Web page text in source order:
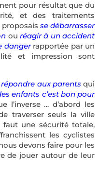
pour résultat que du
et des traitements
proposaisse débarrasser
ouréagir à un accident
dangerrapportée par un
et impression sont
aux parents qui
enfants c’est bon pour
l’inverse … d’abord les
traverser seuls la ville
une sécurité totale,
les cyclistes
devons faire pour les
de jouer autour de leur